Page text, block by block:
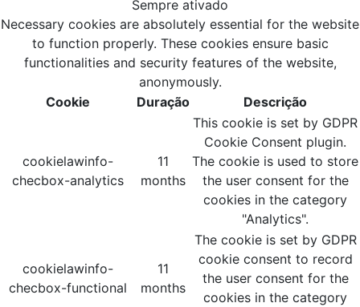
Sempre ativado
Necessary cookies are absolutely essential for the website
to function properly. These cookies ensure basic
functionalities and security features of the website,
anonymously.
Cookie
Duração Descrição
cookielawinfo-
checbox-analytics
11
months
This cookie is set by GDPR
Cookie Consent plugin.
The cookie is used to store
the user consent for the
cookies in the category
"Analytics".
cookielawinfo-
checbox-functional
11
months
The cookie is set by GDPR
cookie consent to record
the user consent for the
cookies in the category